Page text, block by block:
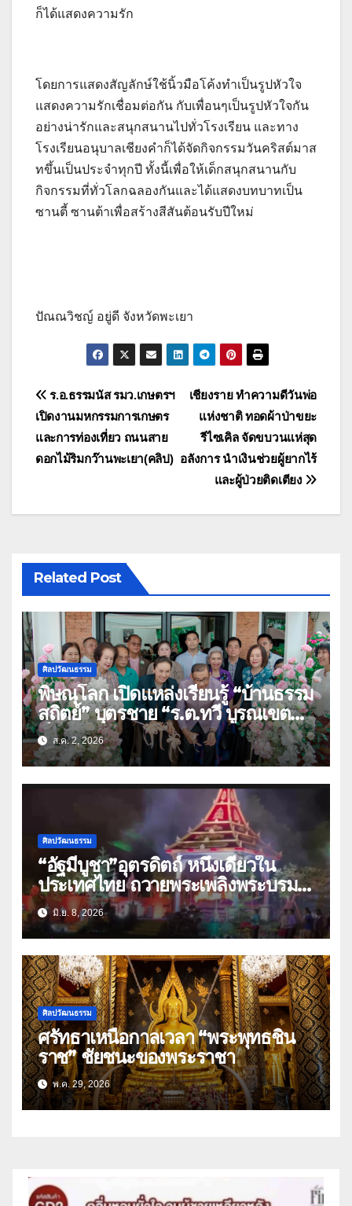
ก็ได้แสดงความรัก
โดยการแสดงสัญลักษ์ใช้นิ้วมือโค้งทำเป็นรูปหัวใจ
แสดงความรักเชื่อมต่อกัน กับเพื่อนๆเป็นรูปหัวใจกัน
อย่างน่ารักและสนุกสนานไปทั่วโรงเรียน และทาง
โรงเรียนอนุบาลเชียงคำก็ได้จัดกิจกรรมวันคริสต์มาส
ทขึ้นเป็นประจำทุกปี ทั้งนี้เพื่อให้เด็กสนุกสนานกับ
กิจกรรมที่ทั่วโลกฉลองกันและได้แสดงบทบาทเป็น
ซานตี้ ซานต้าเพื่อสร้างสีสันต้อนรับปีใหม่
ปัณณวิชญ์ อยู่ดี จังหวัดพะเยา
แนะแนว
เรื่อง
เชียงราย ทำความดีวันพ่อ
แห่งชาติ ทอดผ้าป่าขยะ
รีไซเคิล จัดขบวนแห่สุด
อลังการ นำเงินช่วยผู้ยากไร้
และผู้ป่วยติดเตียง
ร.อ.ธรรมนัส รมว.เกษตรฯ
เปิดงานมหกรรมการเกษตร
และการท่องเที่ยว ถนนสาย
ดอกไม้ริมกว๊านพะเยา(คลิป)
Related Post
ศิลปวัฒนธรรม
พิษณุโลก เปิดแหล่งเรียนรู้ “บ้านธรรม
สถิตย์” บุตรชาย “ร.ต.ทวี บูรณเขต
ต์”ศิลปินแห่งชาติ(คลิป)
ส.ค. 2, 2026
ศิลปวัฒนธรรม
“อัฐมีบูชา”อุตรดิตถ์ หนึ่งเดียวใน
ประเทศไทย ถวายพระเพลิงพระบรม
ศพ”พระสัมมาสัมพุทธเจ้า”
มิ.ย. 8, 2026
ศิลปวัฒนธรรม
ศรัทธาเหนือกาลเวลา “พระพุทธชิน
ราช” ชัยชนะของพระราชา
พ.ค. 29, 2026